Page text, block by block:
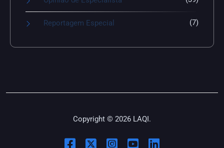
Reportagem Especial (7)
Copyright © 2026 LAQI.